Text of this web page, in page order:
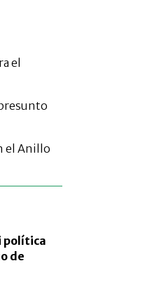
el
el Anillo
política
de